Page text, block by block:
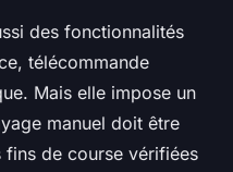
des fonctionnalités
télécommande
Mais elle impose un
manuel doit être
fins de course vérifiées